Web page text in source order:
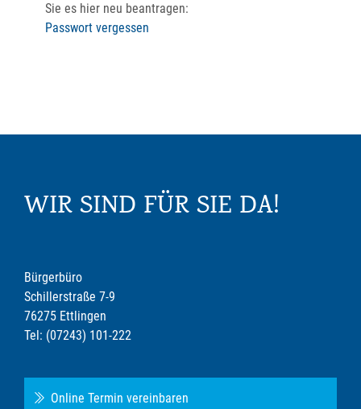
Sie es hier neu beantragen:
Passwort vergessen
WIR SIND FÜR SIE DA!
Bürgerbüro
Schillerstraße 7-9
76275 Ettlingen
Tel: (07243) 101-222
Online Termin vereinbaren